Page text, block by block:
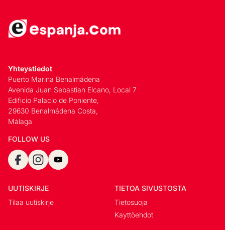
Yhteystiedot
Puerto Marina Benalmádena
Avenida Juan Sebastian Elcano, Local 7
Edificio Palacio de Poniente,
29630 Benalmádena Costa,
Málaga
FOLLOW US
UUTISKIRJE
Tilaa uutiskirje
TIETOA SIVUSTOSTA
Tietosuoja
Kayttöehdot